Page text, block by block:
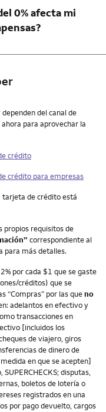
0% afecta mi
del canal de
para aprovechar la
crédito
crédito para empresas
tarjeta de crédito está
propios requisitos de
correspondiente al
para más detalles.
por cada $1 que se gaste
créditos) que se
“Compras” por las queno
adelantos en efectivo y
transacciones en
[incluidos los
de viajero, giros
de dinero de
en que se acepten]
disputas,
boletos de lotería o
registrados en una
por pago devuelto, cargos